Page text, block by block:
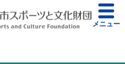
メニュー